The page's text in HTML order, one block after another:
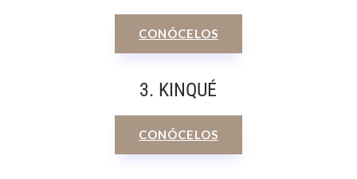
CONÓCELOS
3. KINQUÉ
CONÓCELOS